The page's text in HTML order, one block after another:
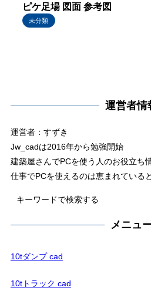
ピケ足場 図面 参考図
未分類
運営者情
運営者：すずき
Jw_cadは2016年から勉強開始
建築屋さんでPCを使う人のお役立ち
仕事でPCを使えるのは恵まれている
メニュ
10tダンプ cad
10tトラック cad